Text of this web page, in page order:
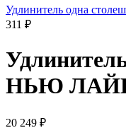
Удлинитель одна
311 ₽
НЬЮ ЛАЙН
20 249 ₽